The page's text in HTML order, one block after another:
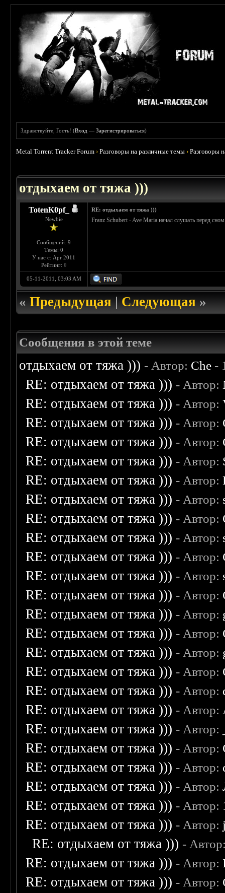
Здравствуйте, Гость! (Вход —Зарегистрироваться)
Metal Torrent Tracker Forum ›Разговоры на различные темы ›Разговоры
отдыхаем от тяжа )))
TotenK0pf_
Newbie
Сообщений: 9
Темы: 0
У нас с: Apr 2011
Рейтинг: 0
RE: отдыхаем от тяжа )))
Franz Schubert - Ave Maria начал слушать перед
05-11-2011, 03:03 AM
«Предыдущая|Следующая»
Сообщения в этой теме
отдыхаем от тяжа ))) - Автор: Che -
RE: отдыхаем от тяжа ))) - Автор:
RE: отдыхаем от тяжа ))) - Автор:
RE: отдыхаем от тяжа ))) - Автор:
RE: отдыхаем от тяжа ))) - Автор:
RE: отдыхаем от тяжа ))) - Автор:
RE: отдыхаем от тяжа ))) - Автор:
RE: отдыхаем от тяжа ))) - Автор:
RE: отдыхаем от тяжа ))) - Автор:
RE: отдыхаем от тяжа ))) - Автор:
RE: отдыхаем от тяжа ))) - Автор:
RE: отдыхаем от тяжа ))) - Автор:
RE: отдыхаем от тяжа ))) - Автор:
RE: отдыхаем от тяжа ))) - Автор:
RE: отдыхаем от тяжа ))) - Автор:
RE: отдыхаем от тяжа ))) - Автор:
RE: отдыхаем от тяжа ))) - Автор:
RE: отдыхаем от тяжа ))) - Автор:
RE: отдыхаем от тяжа ))) - Автор:
RE: отдыхаем от тяжа ))) - Автор:
RE: отдыхаем от тяжа ))) - Автор:
RE: отдыхаем от тяжа ))) - Автор:
RE: отдыхаем от тяжа ))) - Автор:
RE: отдыхаем от тяжа ))) - Автор:
RE: отдыхаем от тяжа ))) - Автор:
RE: отдыхаем от тяжа ))) -
RE: отдыхаем от тяжа ))) - Автор:
RE: отдыхаем от тяжа ))) - Автор: